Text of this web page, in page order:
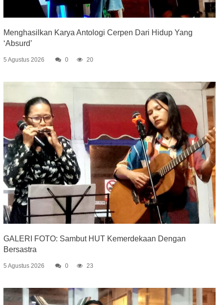
Menghasilkan Karya Antologi Cerpen Dari Hidup Yang
‘Absurd’
5 Agustus 2026 0 20
GALERI FOTO: Sambut HUT Kemerdekaan Dengan
Bersastra
5 Agustus 2026 0 23